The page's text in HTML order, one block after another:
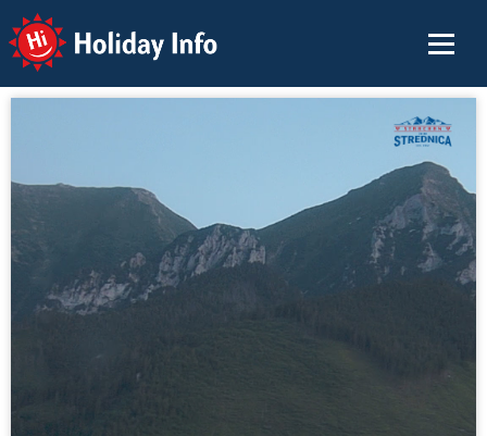
Holiday Info